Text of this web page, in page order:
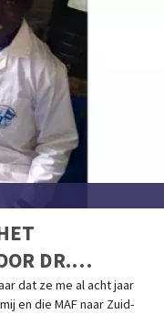
DR.
dat ze me al acht jaar
en die MAF naar Zuid-